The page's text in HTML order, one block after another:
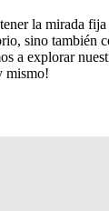
la mirada
sino
a explorar
mismo!